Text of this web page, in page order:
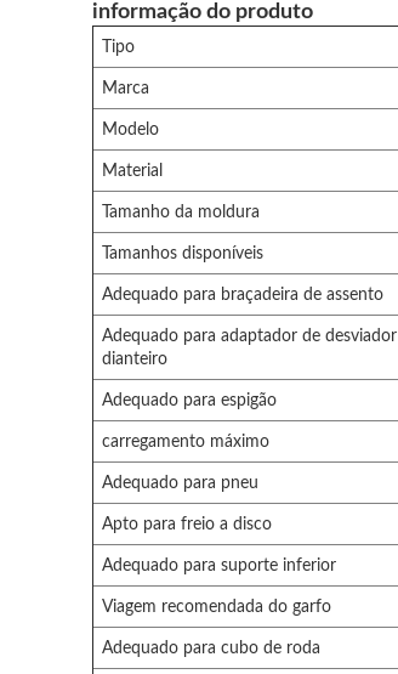
informação do produto
Tipo
Marca
Modelo
Material
Tamanho da moldura
Tamanhos disponíveis
Adequado para braçadeira de assento
Adequado para adaptador de desviador
dianteiro
Adequado para espigão
carregamento máximo
Adequado para pneu
Apto para freio a disco
Adequado para suporte inferior
Viagem recomendada do garfo
Adequado para cubo de roda